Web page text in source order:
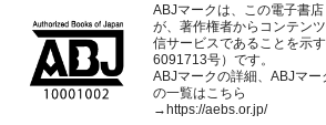
ABJマークは、この電子書
が、著作権者からコンテン
信サービスであることを示
6091713号）です。
ABJマークの詳細、ABJマ
の一覧はこちら
→https://aebs.or.jp/